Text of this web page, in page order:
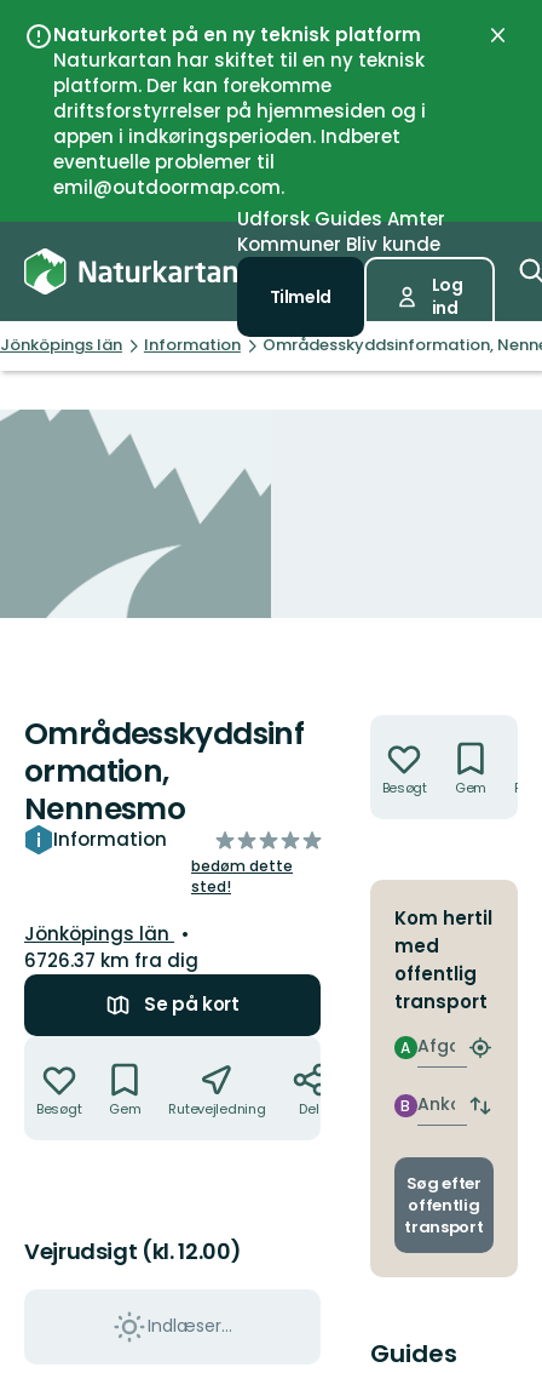
Naturkortet på en ny teknisk platform
Naturkartan har skiftet til en ny teknisk
platform. Der kan forekomme
driftsforstyrrelser på hjemmesiden og i
appen i indkøringsperioden. Indberet
eventuelle problemer til
emil@outdoormap.com.
Luk
UdforskGuidesAmter
Kommuner Bliv kunde
Tilmeld
Log
ind
Jönköpings län Information Områdesskyddsinformation,
Områdesskyddsinf
ormation,
Nennesmo
Information
ud
af
5
bedøm dette
sted!
Amt:
Jönköpings län
6726.37 km fra dig
Se på kort
Besøgt Gem Rutevejledning Del
Vejrudsigt (kl. 12.00)
Indlæser...
Besøgt Gem
Kom hertil
med
offentlig
transport
Afgang
A
Find
Ankomst
B
Skift
og
Søg efter
offentlig
transport
Guides